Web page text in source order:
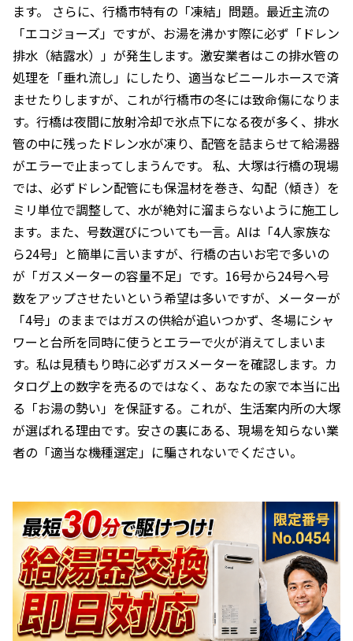
ます。 さらに、行橋市特有の「凍結」問題。最近主流の
「エコジョーズ」ですが、お湯を沸かす際に必ず「ドレン
排水（結露水）」が発生します。激安業者はこの排水管の
処理を「垂れ流し」にしたり、適当なビニールホースで済
ませたりしますが、これが行橋市の冬には致命傷になりま
す。行橋は夜間に放射冷却で氷点下になる夜が多く、排水
管の中に残ったドレン水が凍り、配管を詰まらせて給湯器
がエラーで止まってしまうんです。 私、大塚は行橋の現場
では、必ずドレン配管にも保温材を巻き、勾配（傾き）を
ミリ単位で調整して、水が絶対に溜まらないように施工し
ます。また、号数選びについても一言。AIは「4人家族な
ら24号」と簡単に言いますが、行橋の古いお宅で多いの
が「ガスメーターの容量不足」です。16号から24号へ号
数をアップさせたいという希望は多いですが、メーターが
「4号」のままではガスの供給が追いつかず、冬場にシャ
ワーと台所を同時に使うとエラーで火が消えてしまいま
す。私は見積もり時に必ずガスメーターを確認します。カ
タログ上の数字を売るのではなく、あなたの家で本当に出
る「お湯の勢い」を保証する。これが、生活案内所の大塚
が選ばれる理由です。安さの裏にある、現場を知らない業
者の「適当な機種選定」に騙されないでください。